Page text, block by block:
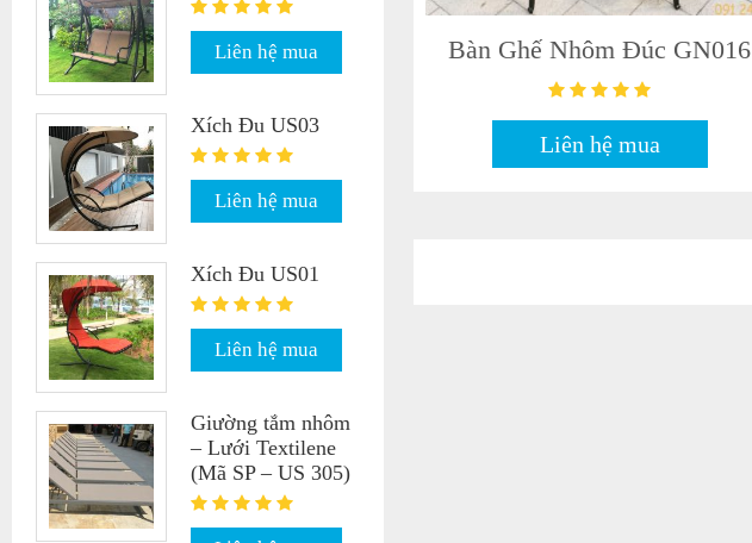
Bàn Ghế Nhôm Đúc GN016
Liên hệ mua
Liên hệ mua
Xích Đu US03
Liên hệ mua
Xích Đu US01
Liên hệ mua
Giường tắm nhôm
– Lưới Textilene
(Mã SP – US 305)